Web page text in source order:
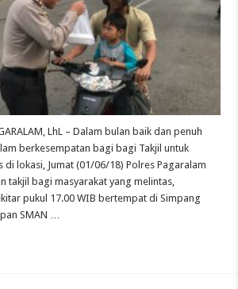
LhL – Dalam bulan baik dan penuh
berkesempatan bagi bagi Takjil untuk
di lokasi, Jumat (01/06/18) Polres Pagaralam
takjil bagi masyarakat yang melintas,
pukul 17.00 WIB bertempat di Simpang
SMAN …